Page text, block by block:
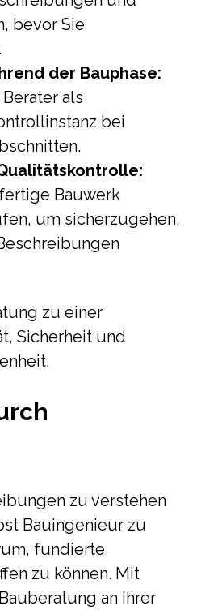
bevor Sie
der Bauphase:
als
bei
Bauwerk
um sicherzugehen,
zu einer
Sicherheit und
zu verstehen
Bauingenieur zu
fundierte
zu können. Mit
an Ihrer